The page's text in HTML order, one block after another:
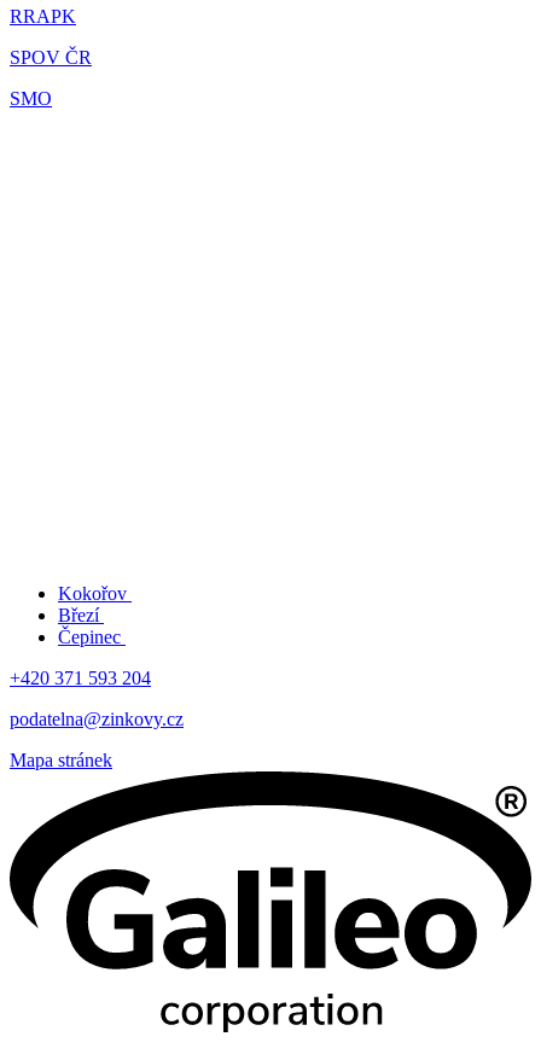
RRAPK
SPOV ČR
SMO
Kokořov
Březí
Čepinec
+420 371 593 204
podatelna@zinkovy.cz
Mapa stránek